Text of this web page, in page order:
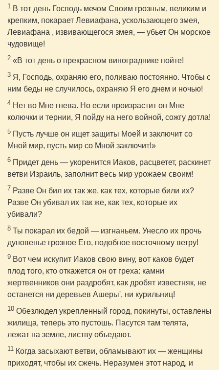
1 В тот день Господь мечом Своим грозным, великим и
крепким, покарает Левиафана, ускользающего змея,
Левиафана , извивающегося змея, — убьет Он морское
чудовище!
2 «В тот день о прекрасном винограднике пойте!
3 Я, Господь, охраняю его, поливаю постоянно. Чтобы с
ним беды не случилось, охраняю Я его днем и ночью!
4 Нет во Мне гнева. Но если произрастит он Мне
колючки и тернии, Я пойду на него войной, сожгу дотла!
5 Пусть лучше он ищет защиты Моей и заключит со
Мной мир, пусть мир со Мной заключит!»
6 Придет день — укоренится Иаков, расцветет, раскинет
ветви Израиль, заполнит весь мир урожаем своим!
7 Разве Он бил их так же, как тех, которые били их?
Разве Он убивал их так же, как тех, которые их
убивали?
8 Ты покарал их бедой — изгнаньем. Унесло их прочь
дуновенье грозное Его, подобное восточному ветру!
9 Вот чем искупит Иаков свою вину, вот каков будет
плод того, кто откажется он от греха: камни
жертвенников они раздробят, как дробят известняк, не
останется ни деревьев Ашеры', ни курильниц!
10 Обезлюдел укрепленный город, покинуты, оставлены
жилища, теперь это пустошь. Пасутся там телята,
лежат на земле, листву объедают.
11 Когда засыхают ветви, обламывают их — женщины
приходят, чтобы их сжечь. Неразумен этот народ, и